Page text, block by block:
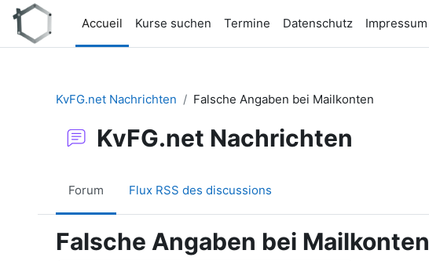
Passer au contenu principal
Accueil
Kurse suchen Termine Datenschutz Impressum
KvFG.net Nachrichten
Falsche Angaben bei Mailkonten
KvFG.net Nachrichten
Forum Flux RSS des discussions
Falsche Angaben bei Mailkonten